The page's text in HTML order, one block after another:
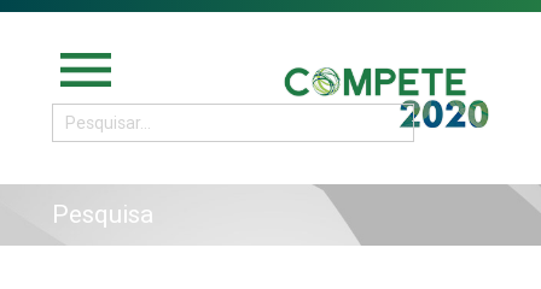
menu
Pesquisa